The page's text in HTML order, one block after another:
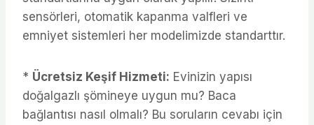
sensörleri, otomatik kapanma valfleri ve
emniyet sistemleri her modelimizde standarttır.
* Ücretsiz Keşif Hizmeti: Evinizin yapısı
doğalgazlı şömineye uygun mu? Baca
bağlantısı nasıl olmalı? Bu soruların cevabı için